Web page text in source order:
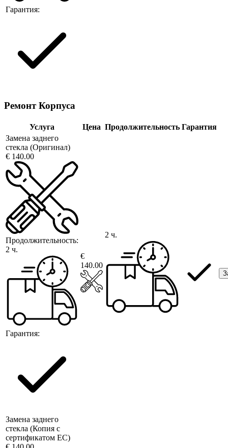
Гарантия:
Ремонт Корпуса
Услуга Цена Продолжительность Гарантия
Замена заднего
стекла (Оригинал)
€ 140.00
Продолжительность:
2 ч.
Гарантия:
€
140.00
2 ч.
Замена заднего
стекла (Копия с
сертификатом ЕС)